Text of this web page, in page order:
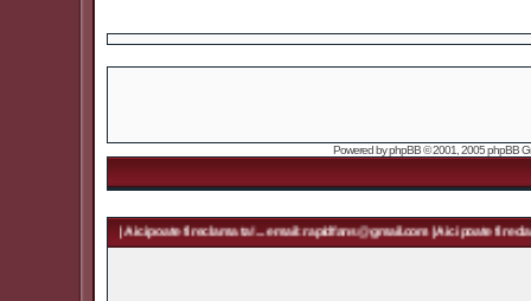
Powered byphpBB© 2001, 2005 phpBB
| Aici poate fi reclama ta! ... email: rapidfans@gmail.com | Aici poate fi reclama ta!